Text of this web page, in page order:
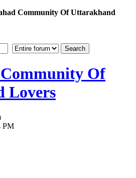
Community Of Uttarakhand
Of
Lovers
PM